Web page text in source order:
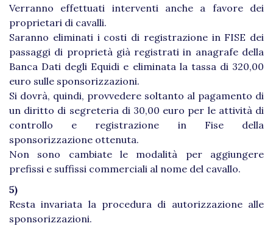
Verranno effettuati interventi anche a favore dei
proprietari di cavalli.
Saranno eliminati i costi di registrazione in FISE dei
passaggi di proprietà già registrati in anagrafe della
Banca Dati degli Equidi e eliminata la tassa di 320,00
euro sulle sponsorizzazioni.
Si dovrà, quindi, provvedere soltanto al pagamento di
un diritto di segreteria di 30,00 euro per le attività di
controllo e registrazione in Fise della
sponsorizzazione ottenuta.
Non sono cambiate le modalità per aggiungere
prefissi e suffissi commerciali al nome del cavallo.
5)
Resta invariata la procedura di autorizzazione alle
sponsorizzazioni.